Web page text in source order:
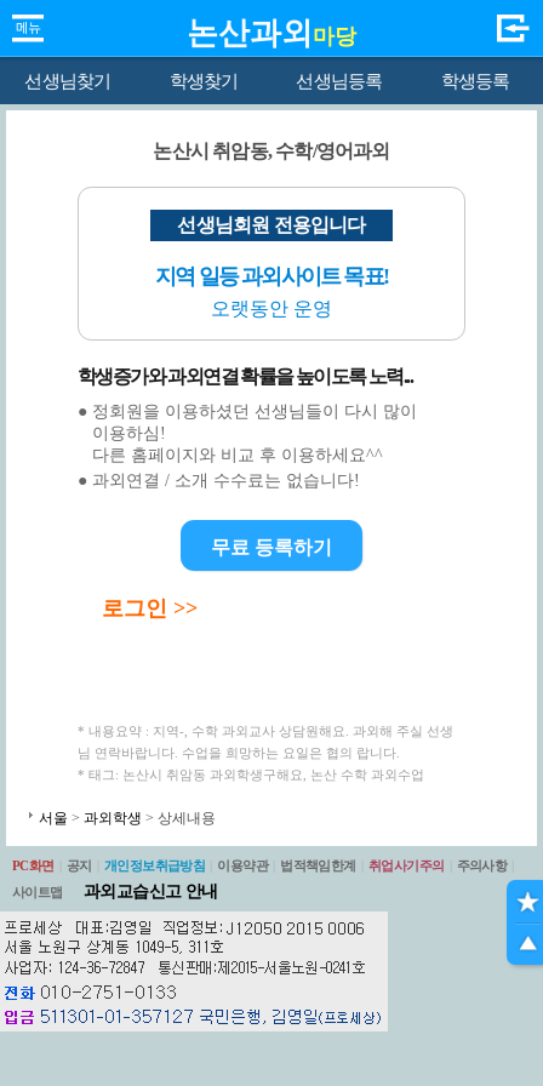
논산과외 마당
선생님찾기 학생찾기 선생님등록 학생등록
논산시 취암동, 수학/영어과외
선생님회원 전용입니다
지역 일등 과외사이트 목표!
오랫동안 운영
학생증가와 과외연결 확률을 높이도록 노력...
● 정회원을 이용하셨던 선생님들이 다시 많이
이용하심!
다른 홈페이지와 비교 후 이용하세요^^
● 과외연결 / 소개 수수료는 없습니다!
무료 등록하기
로그인 >>
* 내용요약 : 지역-, 수학 과외교사 상담원해요. 과외해 주실 선생
님 연락바랍니다. 수업을 희망하는 요일은 협의 랍니다.
* 태그: 논산시 취암동 과외학생구해요, 논산 수학 과외수업
서울 > 과외학생 > 상세내용
PC화면 공지 개인정보취급방침 이용약관 법적책임한계 취업사기주의 주의사항
사이트맵
과외교습신고 안내